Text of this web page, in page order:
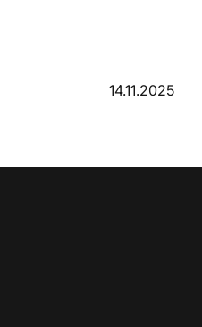
14.11.2025